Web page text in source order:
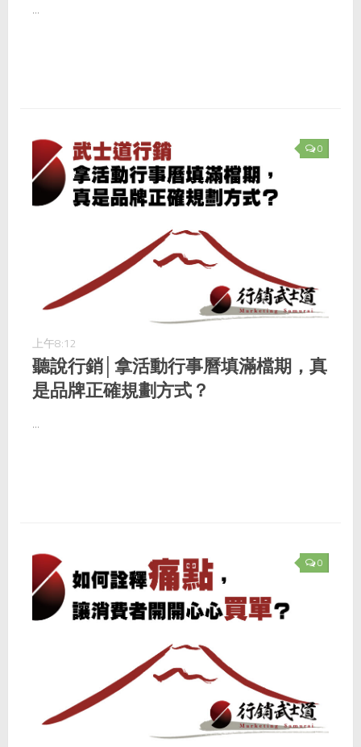
...
0
上午8:12
聽說行銷│拿活動行事曆填滿檔期，真
是品牌正確規劃方式？
...
0